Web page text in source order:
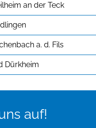
an der Teck
a. d. Fils
Dürkheim
auf!